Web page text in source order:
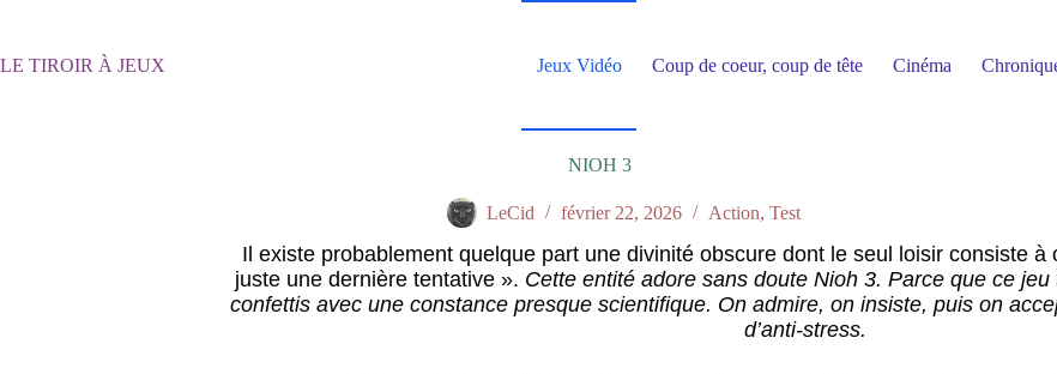
LE TIROIR À JEUX Jeux Vidéo Coup de coeur, coup de tête Cinéma
NIOH 3
LeCid février 22, 2026 Action, Test
Il existe probablement quelque part une divinité obscure dont le seul loisir consiste
juste une dernière tentative ». Cette entité adore sans doute Nioh 3. Parce que ce
confettis avec une constance presque scientifique. On admire, on insiste, puis on
d’anti-stress.